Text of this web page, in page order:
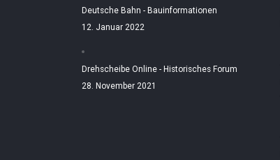
Deutsche Bahn - Bauinformationen
12. Januar 2022
Drehscheibe Online - Historisches Forum
28. November 2021